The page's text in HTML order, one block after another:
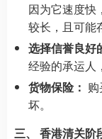
因为它速度快
较长，且可能
选择信誉良好
经验的承运人
货物保险：
坏。
三、 香港清关阶